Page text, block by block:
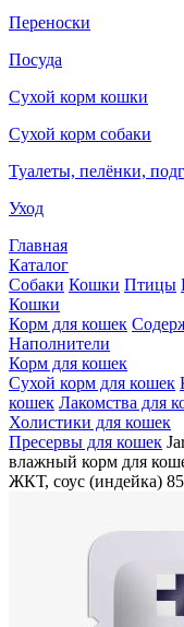
Переноски
Посуда
Сухой корм кошки
Сухой корм собаки
Туалеты, пелёнки,
Уход
Главная
Каталог
Собаки Кошки Птицы
Кошки
Корм для кошек
Наполнители
Корм для кошек
Сухой корм для кошек
кошек Лакомства для
Холистики для кошек
Пресервы для кошек
влажный корм для
ЖКТ, соус (индейка)